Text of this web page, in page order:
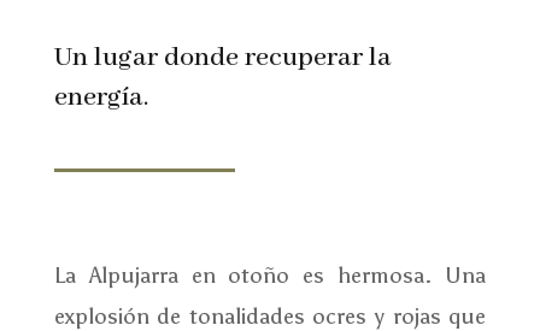
Un lugar donde recuperar la
energía.
La Alpujarra en otoño es hermosa. Una
explosión de tonalidades ocres y rojas que